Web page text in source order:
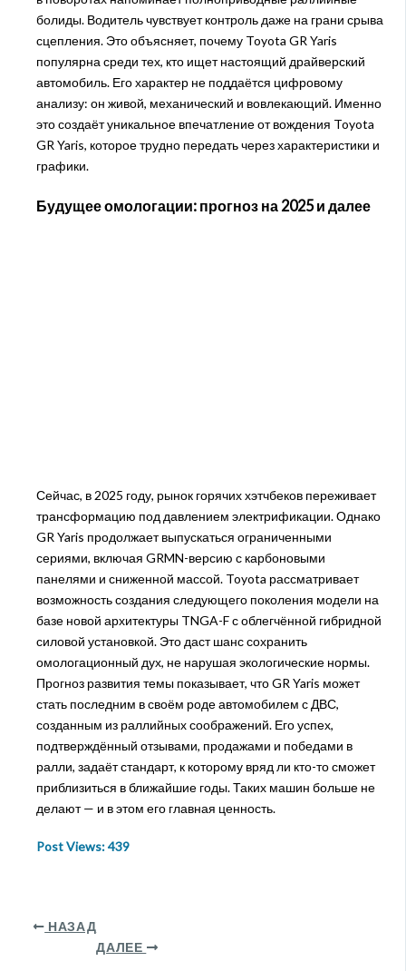
болиды. Водитель чувствует контроль даже на грани срыва
сцепления. Это объясняет, почему Toyota GR Yaris
популярна среди тех, кто ищет настоящий драйверский
автомобиль. Его характер не поддаётся цифровому
анализу: он живой, механический и вовлекающий. Именно
это создаёт уникальное впечатление от вождения Toyota
GR Yaris, которое трудно передать через характеристики и
графики.
Будущее омологации: прогноз на 2025 и далее
Сейчас, в 2025 году, рынок горячих хэтчбеков переживает
трансформацию под давлением электрификации. Однако
GR Yaris продолжает выпускаться ограниченными
сериями, включая GRMN-версию с карбоновыми
панелями и сниженной массой. Toyota рассматривает
возможность создания следующего поколения модели на
базе новой архитектуры TNGA-F с облегчённой гибридной
силовой установкой. Это даст шанс сохранить
омологационный дух, не нарушая экологические нормы.
Прогноз развития темы показывает, что GR Yaris может
стать последним в своём роде автомобилем с ДВС,
созданным из раллийных соображений. Его успех,
подтверждённый отзывами, продажами и победами в
ралли, задаёт стандарт, к которому вряд ли кто-то сможет
приблизиться в ближайшие годы. Таких машин больше не
делают — и в этом его главная ценность.
Post Views: 439
НАЗАД
ДАЛЕЕ